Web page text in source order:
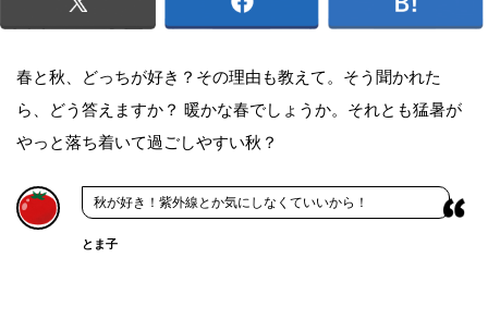
春と秋、どっちが好き？その理由も教えて。そう聞かれた
ら、どう答えますか？ 暖かな春でしょうか。それとも猛暑が
やっと落ち着いて過ごしやすい秋？
秋が好き！紫外線とか気にしなくていいから！
とま子